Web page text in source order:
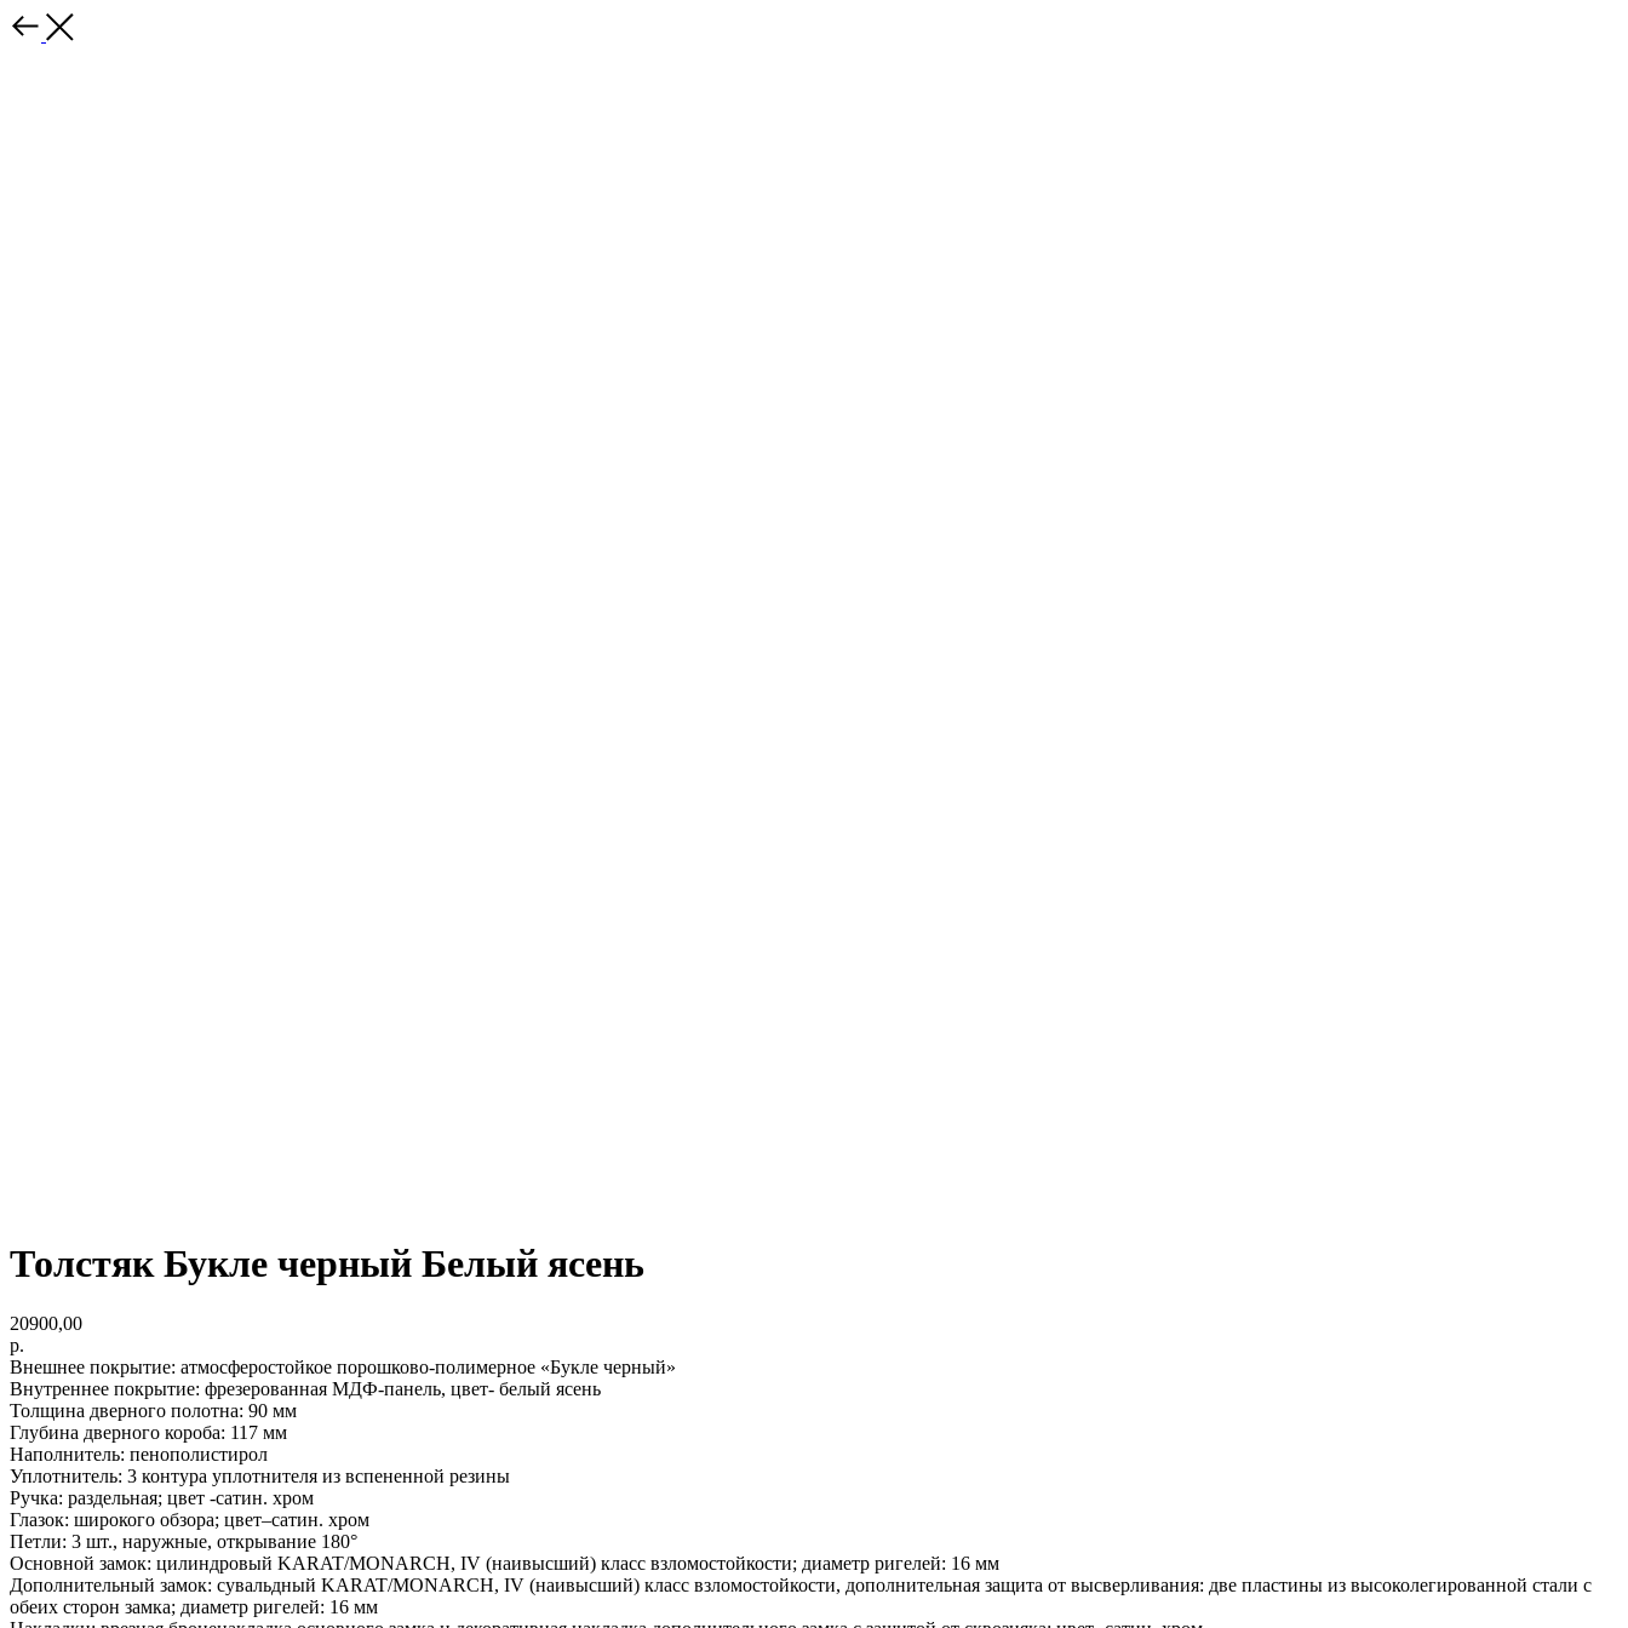
Толстяк Букле черный Белый ясень
20900,00
р.
Внешнее покрытие: атмосферостойкое порошково-полимерное «Букле черный»
Внутреннее покрытие: фрезерованная МДФ-панель, цвет- белый ясень
Толщина дверного полотна: 90 мм
Глубина дверного короба: 117 мм
Наполнитель: пенополистирол
Уплотнитель: 3 контура уплотнителя из вспененной резины
Ручка: раздельная; цвет -сатин. хром
Глазок: широкого обзора; цвет–сатин. хром
Петли: 3 шт., наружные, открывание 180°
Основной замок: цилиндровый KARAT/MONARCH, IV (наивысший) класс взломостойкости; диаметр ригелей: 16 мм
Дополнительный замок: сувальдный KARAT/MONARCH, IV (наивысший) класс взломостойкости, дополнительная защита от высверливания: две пластины из высоколегированной стали с
обеих сторон замка; диаметр ригелей: 16 мм